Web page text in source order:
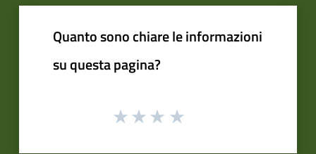
Quanto sono chiare le informazioni
su questa pagina?